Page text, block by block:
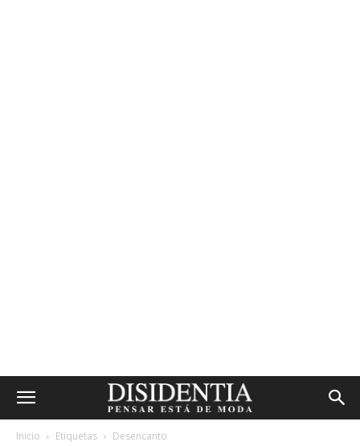
Inicio Etiquetas Desencanto